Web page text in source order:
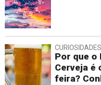
CURIOSIDADES
Por que o
Cerveja é
feira?